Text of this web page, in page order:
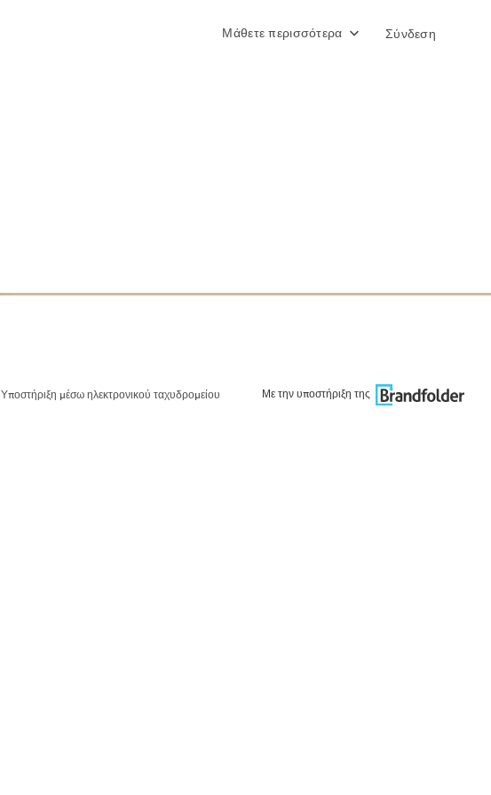
Μάθετε περισσότερα Σύνδεση
Υποστήριξη μέσω ηλεκτρονικού ταχυδρομείου Με την υποστήριξη της